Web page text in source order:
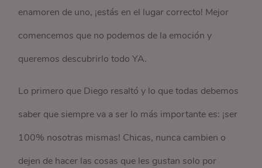
enamoren de uno, ¡estás en el lugar correcto! Mejor
comencemos que no podemos de la emoción y
queremos descubrirlo todo YA.
Lo primero que Diego resaltó y lo que todas debemos
saber que siempre va a ser lo más importante es: ¡ser
100% nosotras mismas! Chicas, nunca cambien o
dejen de hacer las cosas que les gustan solo por